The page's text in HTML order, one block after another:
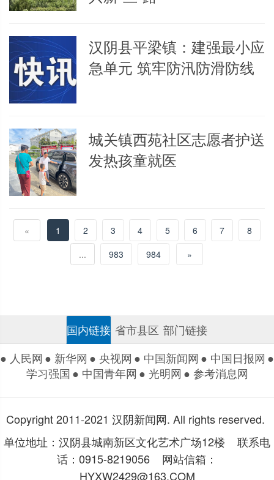
汉阴县平梁镇：建强最小应
急单元 筑牢防汛防滑防线
城关镇西苑社区志愿者护送
发热孩童就医
« 1 2 3 4 5 6 7
8
...
983 984 »
国内链接 省市县区 部门链接
● 人民网 ● 新华网 ● 央视网 ● 中国新闻网 ● 中国日报网 ●
学习强国● 中国青年网 ● 光明网 ● 参考消息网
Copyright 2011-2021 汉阴新闻网. All rights reserved.
单位地址：汉阴县城南新区文化艺术广场12楼 联系电
话：0915-8219056 网站信箱：
HYXW2429@163.COM